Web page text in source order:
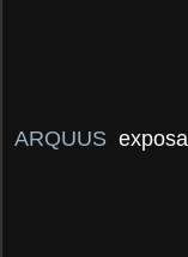
ARQUUS